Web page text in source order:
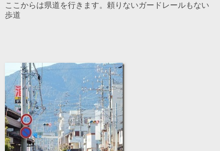
ここからは県道を行きます。頼りないガードレールもない
歩道